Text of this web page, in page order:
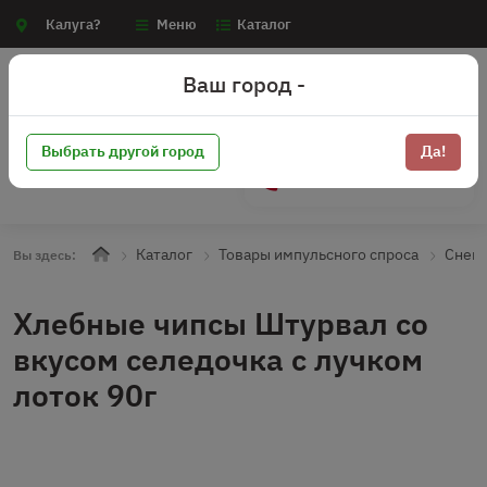
Калуга? Меню Каталог
Вы здесь: Каталог Товары импульсного спроса
Хлебные чипсы Штурвал со
вкусом селедочка с лучком
лоток 90г
Ваш город -
Выбрать другой город Да!